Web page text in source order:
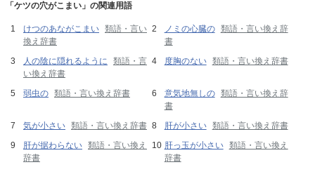
「ケツの穴がこまい」の関連用語
けつのあながこまい 類語・言い
換え辞書
ノミの心臓の 類語・言い換え辞
書
人の陰に隠れるように
類語・言
い換え辞書
度胸のない 類語・言い換え辞書
弱虫の 類語・言い換え辞書 意気地無しの 類語・言い換え辞
書
気が小さい 類語・言い換え辞書 肝が小さい 類語・言い換え辞書
肝が据わらない 類語・言い換え
辞書
肝っ玉が小さい 類語・言い換え
辞書